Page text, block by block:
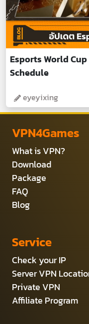
Esports World
Schedule
eyeyixing
VPN4Games
What is VPN?
Download
Package
FAQ
Blog
Service
Check your IP
Server VPN
Private VPN
Affiliate Program